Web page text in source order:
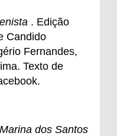
. Edição
Candido
Fernandes,
Texto de
dos Santos